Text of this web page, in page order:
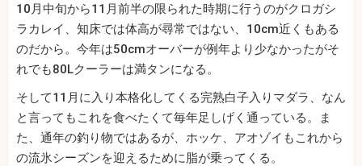
10月中旬から11月前半の限られた時期に行うのがクロガシ
ラカレイ、知床では体高が尋常ではない、10cm近くもある
のだから。今年は50cmオーバーが例年より少なかったがそ
れでも80Lクーラーは満タンになる。
そして11月に入り本格化してくる完熟白子入りマダラ、なん
と言ってもこれを食べたくて毎年足しげく通っている。ま
た、通年の釣り物ではあるが、ホッケ、アオゾイもこれから
の流氷シーズンを迎えるために脂が乗ってくる。